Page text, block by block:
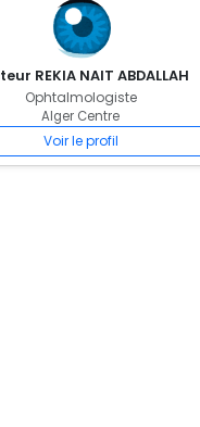
REKIA NAIT ABDALLAH
Ophtalmologiste
Alger Centre
Voir le profil